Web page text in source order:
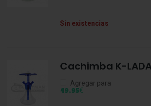
Sin existencias
Cachimba K-
Agregar para
49,95€